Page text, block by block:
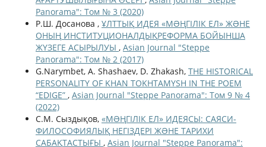
Panorama": Том № 3 (2020)
Р.Ш. Досанова , ҰЛТТЫҚ ИДЕЯ «МƏҢГІЛІК ЕЛ» ЖƏНЕ
ОНЫҢ ИНСТИТУЦИОНАЛДЫҚРЕФОРМА БОЙЫНША
ЖҮЗЕГЕ АСЫРЫЛУЫ , Asian Journal "Steppe
Panorama": Том № 2 (2017)
G.Narymbet, A. Shashaev, D. Zhakash, THE HISTORICAL
PERSONALITY OF KHAN TOKHTAMYSH IN THE POEM
“EDIGE” , Asian Journal "Steppe Panorama": Том 9 № 4
(2022)
С.М. Сыздықов, «МƏҢГІЛІК ЕЛ» ИДЕЯСЫ: САЯСИ-
ФИЛОСОФИЯЛЫҚ НЕГІЗДЕРІ ЖƏНЕ ТАРИХИ
САБАҚТАСТЫҒЫ , Asian Journal "Steppe Panorama":